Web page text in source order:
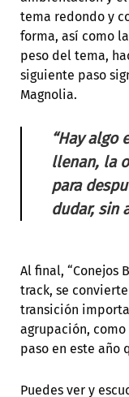
tema redondo y
forma, así como
peso del tema,
siguiente paso
Magnolia.
“Hay algo
llenan, la
para
dudar, sin
Al final, “Conejos
track, se
transición
agrupación,
paso en este año
Puedes ver y